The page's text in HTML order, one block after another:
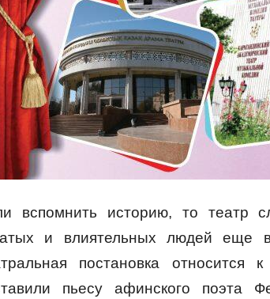
вспомнить историю, то театр
и влиятельных людей еще
постановка
пьесу афинского поэта